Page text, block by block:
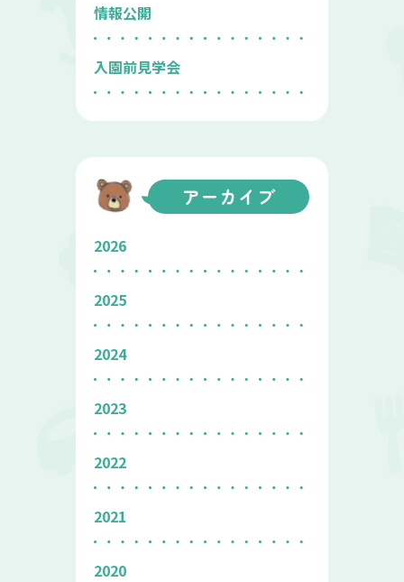
情報公開
入園前見学会
アーカイブ
2026
2025
2024
2023
2022
2021
2020